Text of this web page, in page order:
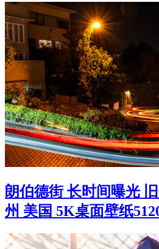
朗伯德街 长时间曝光
州 美国 5K桌面壁纸